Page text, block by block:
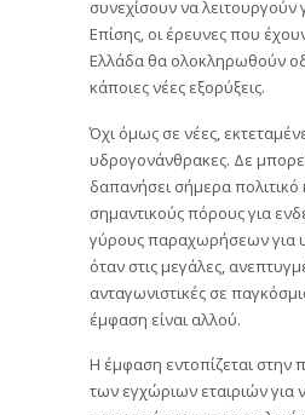
συνεχίσουν να λειτουργούν
Επίσης, οι έρευνες που
Ελλάδα θα ολοκληρωθούν
κάποιες νέες εξορύξεις.
Όχι όμως σε νέες,
υδρογονάνθρακες. Δε
δαπανήσει σήμερα πολιτικό
σημαντικούς πόρους για
γύρους παραχωρήσεων για
όταν στις μεγάλες,
ανταγωνιστικές σε
έμφαση είναι αλλού.
Η έμφαση εντοπίζεται στην
των εγχώριων εταιριών για